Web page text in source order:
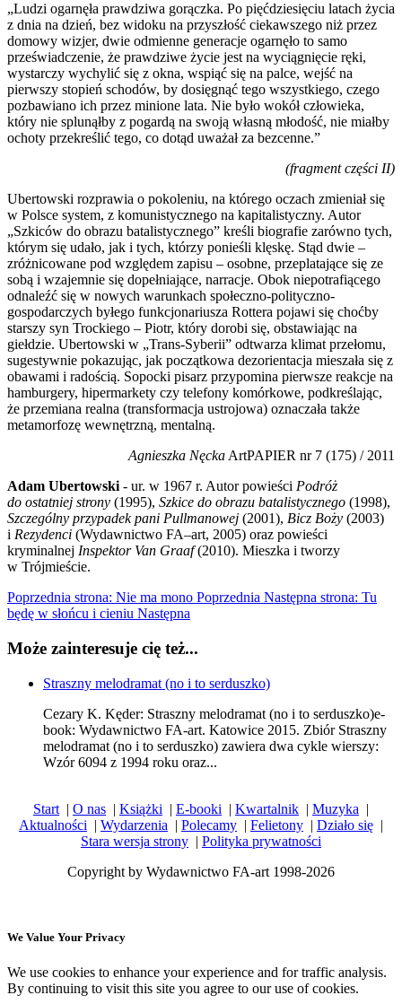
„Ludzi ogarnęła prawdziwa gorączka. Po pięćdziesięciu latach życia
z dnia na dzień, bez widoku na przyszłość ciekawszego niż przez
domowy wizjer, dwie odmienne generacje ogarnęło to samo
przeświadczenie, że prawdziwe życie jest na wyciągnięcie ręki,
wystarczy wychylić się z okna, wspiąć się na palce, wejść na
pierwszy stopień schodów, by dosięgnąć tego wszystkiego, czego
pozbawiano ich przez minione lata. Nie było wokół człowieka,
który nie splunąłby z pogardą na swoją własną młodość, nie miałby
ochoty przekreślić tego, co dotąd uważał za bezcenne.”
(fragment części II)
Ubertowski rozprawia o pokoleniu, na którego oczach zmieniał się
w Polsce system, z komunistycznego na kapitalistyczny. Autor
„Szkiców do obrazu batalistycznego” kreśli biografie zarówno tych,
którym się udało, jak i tych, którzy ponieśli klęskę. Stąd dwie –
zróżnicowane pod względem zapisu – osobne, przeplatające się ze
sobą i wzajemnie się dopełniające, narracje. Obok niepotrafiącego
odnaleźć się w nowych warunkach społeczno-polityczno-
gospodarczych byłego funkcjonariusza Rottera pojawi się choćby
starszy syn Trockiego – Piotr, który dorobi się, obstawiając na
giełdzie. Ubertowski w „Trans-Syberii” odtwarza klimat przełomu,
sugestywnie pokazując, jak początkowa dezorientacja mieszała się z
obawami i radością. Sopocki pisarz przypomina pierwsze reakcje na
hamburgery, hipermarkety czy telefony komórkowe, podkreślając,
że przemiana realna (transformacja ustrojowa) oznaczała także
metamorfozę wewnętrzną, mentalną.
Agnieszka Nęcka ArtPAPIER nr 7 (175) / 2011
Adam Ubertowski - ur. w 1967 r. Autor powieści Podróż
do ostatniej strony (1995), Szkice do obrazu batalistycznego (1998),
Szczególny przypadek pani Pullmanowej (2001), Bicz Boży (2003)
i Rezydenci (Wydawnictwo FA–art, 2005) oraz powieści
kryminalnej Inspektor Van Graaf(2010). Mieszka i tworzy
w Trójmieście.
Poprzednia strona: Nie ma mono Poprzednia Następna strona: Tu
będę w słońcu i cieniu Następna
Może zainteresuje cię też...
Straszny melodramat (no i to serduszko)
Cezary K. Kęder: Straszny melodramat (no i to serduszko)e-
book: Wydawnictwo FA-art. Katowice 2015. Zbiór Straszny
melodramat (no i to serduszko) zawiera dwa cykle wierszy:
Wzór 6094 z 1994 roku oraz...
Start | O nas | Książki | E-booki | Kwartalnik | Muzyka |
Aktualności | Wydarzenia | Polecamy | Felietony | Działo się |
Stara wersja strony | Polityka prywatności
Copyright by Wydawnictwo FA-art 1998-2026
We Value Your Privacy
We use cookies to enhance your experience and for traffic analysis.
By continuing to visit this site you agree to our use of cookies.